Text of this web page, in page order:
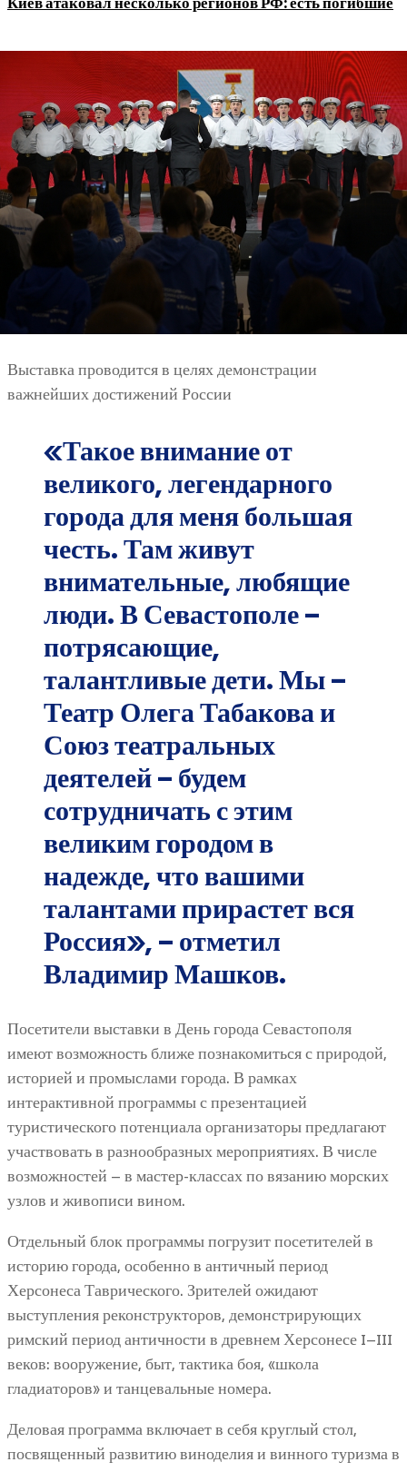
Выставка проводится в целях демонстрации
важнейших достижений России
«Такое внимание от
великого, легендарного
города для меня большая
честь. Там живут
внимательные, любящие
люди. В Севастополе –
потрясающие,
талантливые дети. Мы –
Театр Олега Табакова и
Союз театральных
деятелей – будем
сотрудничать с этим
великим городом в
надежде, что вашими
талантами прирастет вся
Россия», – отметил
Владимир Машков.
Посетители выставки в День города Севастополя
имеют возможность ближе познакомиться с природой,
историей и промыслами города. В рамках
интерактивной программы с презентацией
туристического потенциала организаторы предлагают
участвовать в разнообразных мероприятиях. В числе
возможностей – в мастер-классах по вязанию морских
узлов и живописи вином.
Отдельный блок программы погрузит посетителей в
историю города, особенно в античный период
Херсонеса Таврического. Зрителей ожидают
выступления реконструкторов, демонстрирующих
римский период античности в древнем Херсонесе I–III
веков: вооружение, быт, тактика боя, «школа
гладиаторов» и танцевальные номера.
Деловая программа включает в себя круглый стол,
посвященный развитию виноделия и винного туризма в